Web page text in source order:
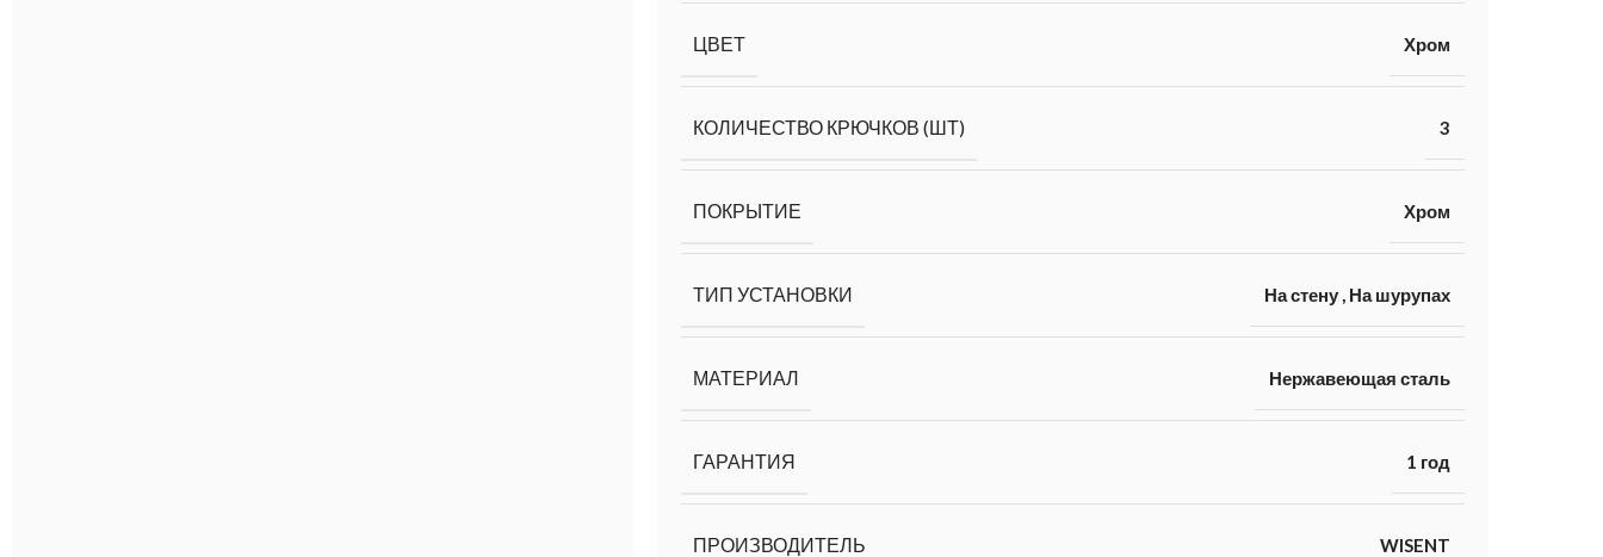
ЦВЕТ Хром
КОЛИЧЕСТВО КРЮЧКОВ (ШТ) 3
ПОКРЫТИЕ Хром
ТИП УСТАНОВКИ На стену На шурупах
МАТЕРИАЛ Нержавеющая сталь
ГАРАНТИЯ 1 год
ПРОИЗВОДИТЕЛЬ WISENT